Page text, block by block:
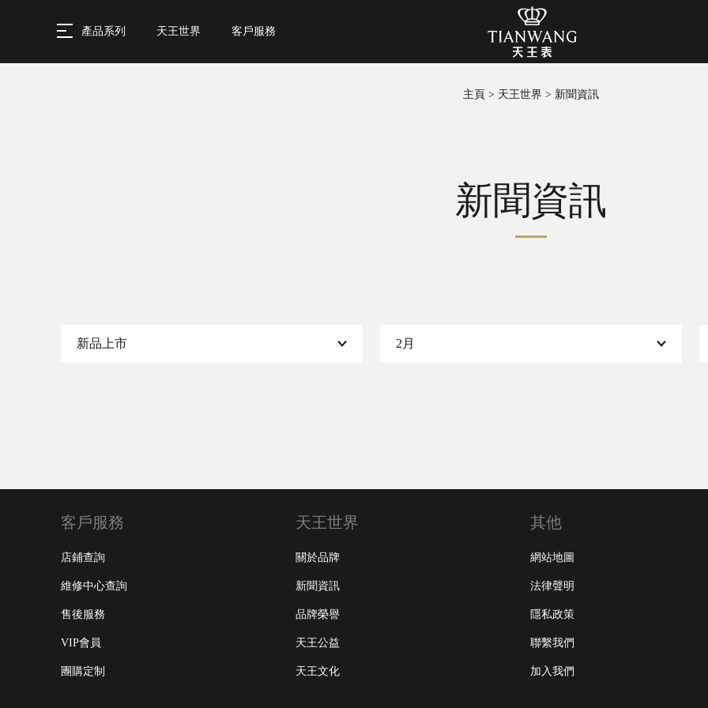
產品系列 天王世界 客戶服務
主頁 > 天王世界 > 新聞資訊
新聞資訊
新品上市 2月
客戶服務
店鋪查詢
維修中心查詢
售後服務
VIP會員
團購定制
天王世界
關於品牌
新聞資訊
品牌榮譽
天王公益
天王文化
其他
網站地圖
法律聲明
隱私政策
聯繫我們
加入我們